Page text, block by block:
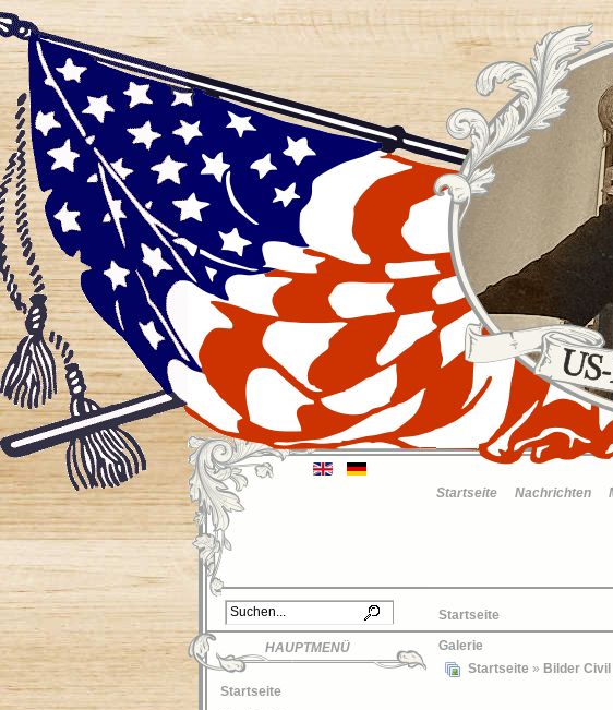
Startseite Nachrichten
Startseite
HAUPTMENÜ
Startseite
Galerie
Startseite » Bilder Civil